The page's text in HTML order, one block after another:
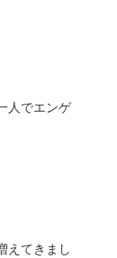
人でエンゲ
えてきまし